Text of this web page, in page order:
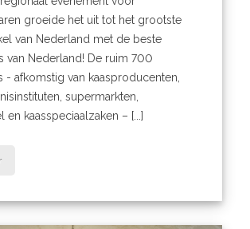
groeide het uit tot het grootste
van Nederland met de beste
van Nederland! De ruim 700
- afkomstig van kaasproducenten,
supermarkten,
en kaasspeciaalzaken – [...]